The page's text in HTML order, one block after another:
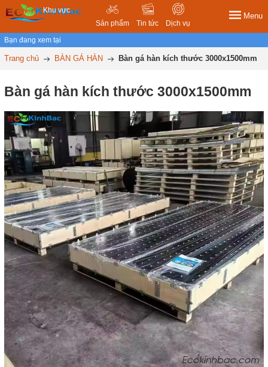
Khu vực
Sản phẩm
Tin tức Dịch vụ
Menu
Bạn đang xem tại
Trang chủ BÀN GÁ HÀN Bàn gá hàn kích thước 3000x1500mm
Bàn gá hàn kích thước 3000x1500mm